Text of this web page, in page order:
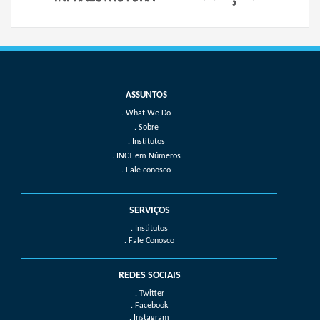
What We Do
Sobre
Institutos
INCT em Números
Fale conosco
SERVIÇOS
. Institutos
. Fale Conosco
REDES SOCIAIS
. Twitter
. Facebook
. Instagram